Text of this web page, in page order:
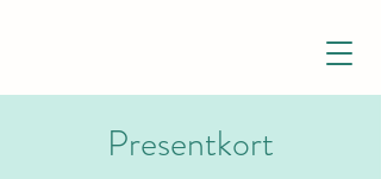
Presentkort